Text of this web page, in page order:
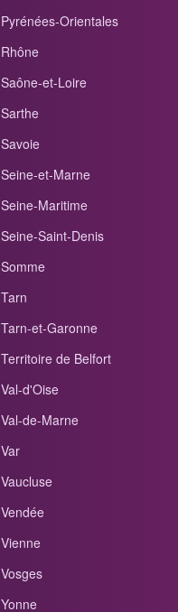
Pyrénées-Orientales
Rhône
Saône-et-Loire
Sarthe
Savoie
Seine-et-Marne
Seine-Maritime
Seine-Saint-Denis
Somme
Tarn
Tarn-et-Garonne
Territoire de Belfort
Val-d'Oise
Val-de-Marne
Var
Vaucluse
Vendée
Vienne
Vosges
Yonne